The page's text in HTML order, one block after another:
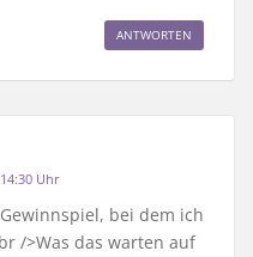
ANTWORTEN
Uhr
bei dem ich
/>Was das warten auf